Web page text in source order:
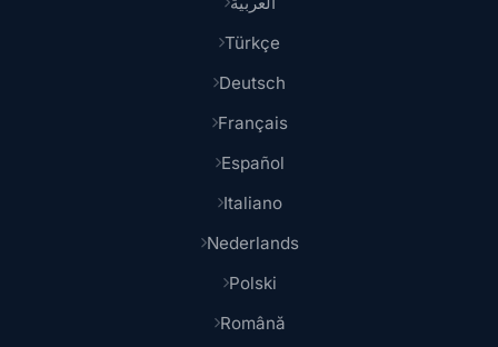
Türkçe
Deutsch
Français
Español
Italiano
Nederlands
Polski
Română